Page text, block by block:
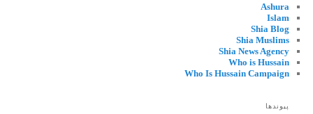
Ashura
Islam
Shia Blog
Shia Muslims
Shia News Agency
Who is Hussain
Who Is Hussain Campaign
پیوندها